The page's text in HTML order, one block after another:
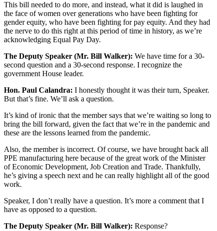
This bill needed to do more, and instead, what it did is laughed in
the face of women over generations who have been fighting for
gender equity, who have been fighting for pay equity. And they had
the nerve to do this right at this period of time in history, as we’re
acknowledging Equal Pay Day.
The Deputy Speaker (Mr. Bill Walker): We have time for a 30-
second question and a 30-second response. I recognize the
government House leader.
Hon. Paul Calandra: I honestly thought it was their turn, Speaker.
But that’s fine. We’ll ask a question.
It’s kind of ironic that the member says that we’re waiting so long to
bring the bill forward, given the fact that we’re in the pandemic and
these are the lessons learned from the pandemic.
Also, the member is incorrect. Of course, we have brought back all
PPE manufacturing here because of the great work of the Minister
of Economic Development, Job Creation and Trade. Thankfully,
he’s giving a speech next and he can really highlight all of the good
work.
Speaker, I don’t really have a question. It’s more a comment that I
have as opposed to a question.
The Deputy Speaker (Mr. Bill Walker): Response?